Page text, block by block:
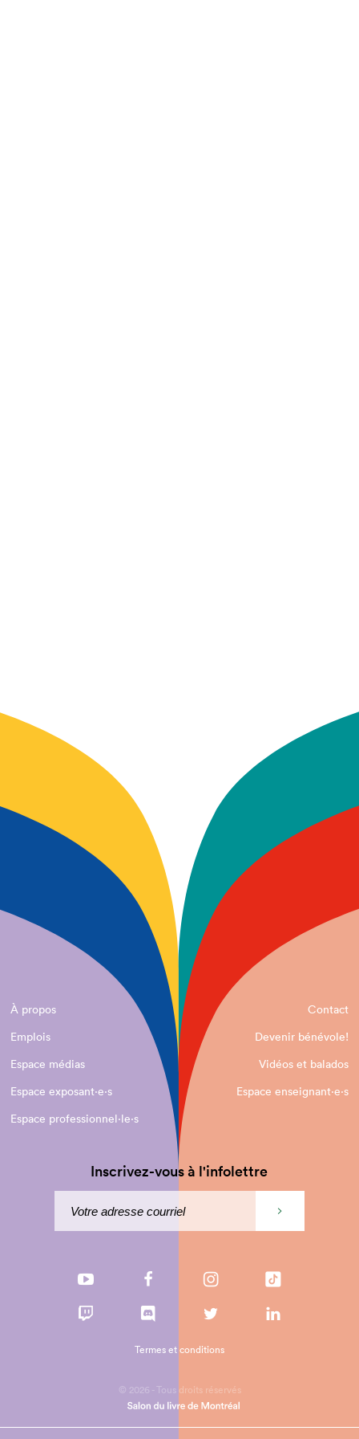
À propos
Contact
Emplois
Devenir bénévole!
Espace médias
Vidéos et balados
Espace exposant·e⋅s
Espace enseignant·e⋅s
Espace professionnel·le⋅s
Inscrivez-vous à l'infolettre
© 2026 - Tous droits réservés
Termes et conditions